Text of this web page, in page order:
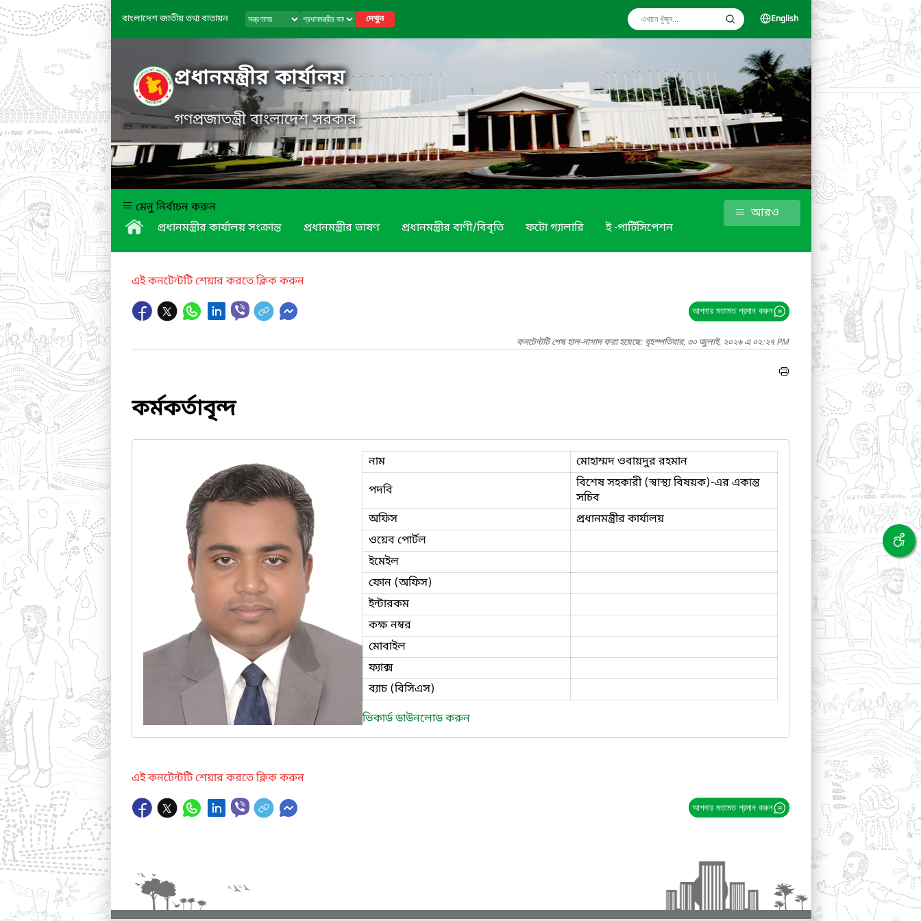
বাংলাদেশ জাতীয় তথ্য বাতায়ন দেখুন English
প্রধানমন্ত্রীর কার্যালয়
গণপ্রজাতন্ত্রী বাংলাদেশ সরকার
মেনু নির্বাচন করুন
প্রধানমন্ত্রীর কার্যালয় সংক্রান্ত
প্রধানমন্ত্রীর ভাষণ প্রধানমন্ত্রীর বাণী/বিবৃতি ফটো গ্যালারি ই -পার্টিসিপেশন
আরও
এই কনটেন্টটি শেয়ার করতে ক্লিক করুন
আপনার মতামত প্রদান করুন
কনটেন্টটি শেষ হাল-নাগাদ করা হয়েছে: বৃহস্পতিবার, ৩০ জুলাই, ২০২৬ এ ০২:২৭ PM
কর্মকর্তাবৃন্দ
নাম
মোহাম্মদ ওবায়দুর রহমান
পদবি
বিশেষ সহকারী (স্বাস্থ্য বিষয়ক)-এর একান্ত
সচিব
অফিস
প্রধানমন্ত্রীর কার্যালয়
ওয়েব পোর্টল
ইমেইল
ফোন (অফিস)
ইন্টারকম
কক্ষ নম্বর
মোবাইল
ফ্যাক্স
ব্যাচ (বিসিএস)
ভিকার্ড ডাউনলোড করুন
এই কনটেন্টটি শেয়ার করতে ক্লিক করুন
আপনার মতামত প্রদান করুন